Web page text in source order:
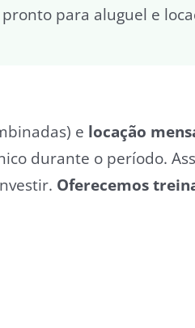
para aluguel e
e locação
durante o período.
Oferecemos